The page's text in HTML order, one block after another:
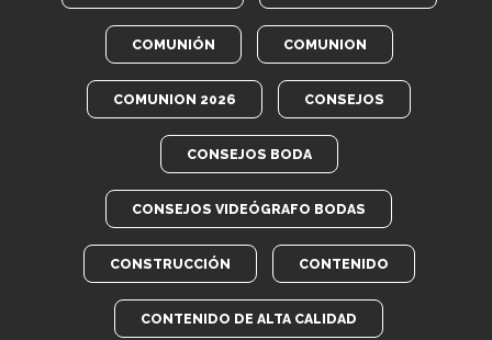
COMUNIÓN COMUNION
COMUNION 2026 CONSEJOS
CONSEJOS BODA
CONSEJOS VIDEÓGRAFO BODAS
CONSTRUCCIÓN CONTENIDO
CONTENIDO DE ALTA CALIDAD